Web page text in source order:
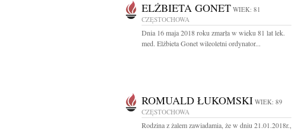
ELŻBIETA GONET WIEK: 81
CZĘSTOCHOWA
Dnia 16 maja 2018 roku zmarła w wieku 81 lat lek.
med. Elżbieta Gonet wileoletni ordynator...
ROMUALD ŁUKOMSKI WIEK: 89
CZĘSTOCHOWA
Rodzina z żalem zawiadamia, że w dniu 21.01.2018r.,